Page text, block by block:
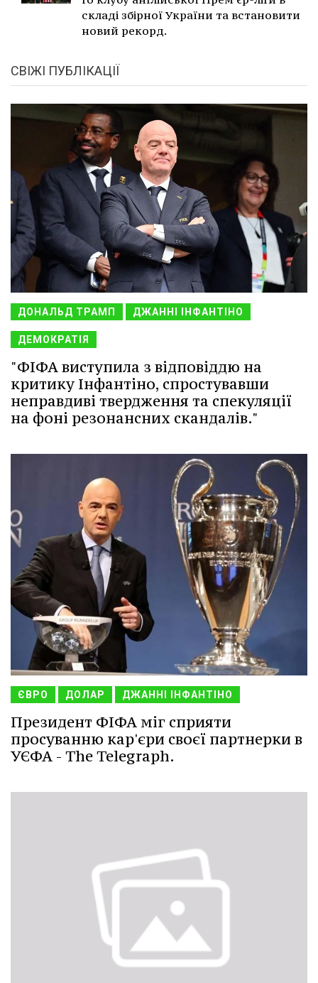
складі збірної України та встановити
новий рекорд.
СВІЖІ ПУБЛІКАЦІЇ
ДОНАЛЬД ТРАМП ДЖАННІ ІНФАНТІНО
ДЕМОКРАТІЯ
"ФІФА виступила з відповіддю на
критику Інфантіно, спростувавши
неправдиві твердження та спекуляції
на фоні резонансних скандалів."
ЄВРО ДОЛАР ДЖАННІ ІНФАНТІНО
Президент ФІФА міг сприяти
просуванню кар'єри своєї партнерки в
УЄФА - The Telegraph.